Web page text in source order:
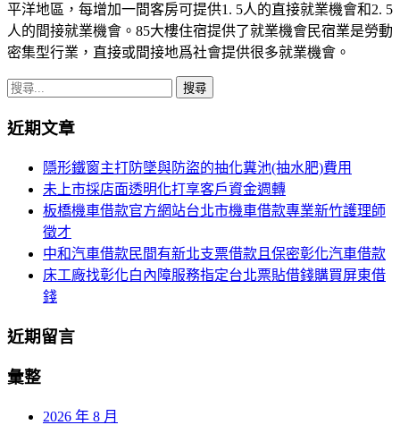
平洋地區，每增加一間客房可提供1. 5人的直接就業機會和2. 5
人的間接就業機會。85大樓住宿提供了就業機會民宿業是勞動
密集型行業，直接或間接地爲社會提供很多就業機會。
搜
關
近期文章
隱形鐵窗主打防墜與防盜的抽化糞池(抽水肥)費用
未上市採店面透明化打享客戶資金週轉
板橋機車借款官方網站台北市機車借款專業新竹護理師
徵才
中和汽車借款民間有新北支票借款且保密彰化汽車借款
床工廠找彰化白內障服務指定台北票貼借錢購買屏東借
錢
近期留言
彙整
2026 年 8 月